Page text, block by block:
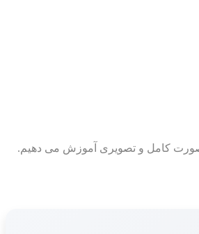
به صورت کامل و تصویری آموزش می دهیم.